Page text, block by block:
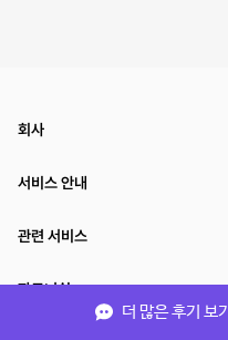
더 많은 후기 보기
회사
서비스 안내
관련 서비스
파트너쉽